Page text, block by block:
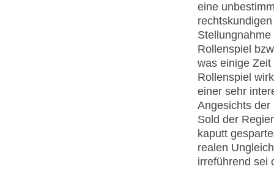
eine
Rollenspiel
was einige
Rollenspiel
einer sehr
Angesichts der
Sold der
kaputt
realen
irreführend sei